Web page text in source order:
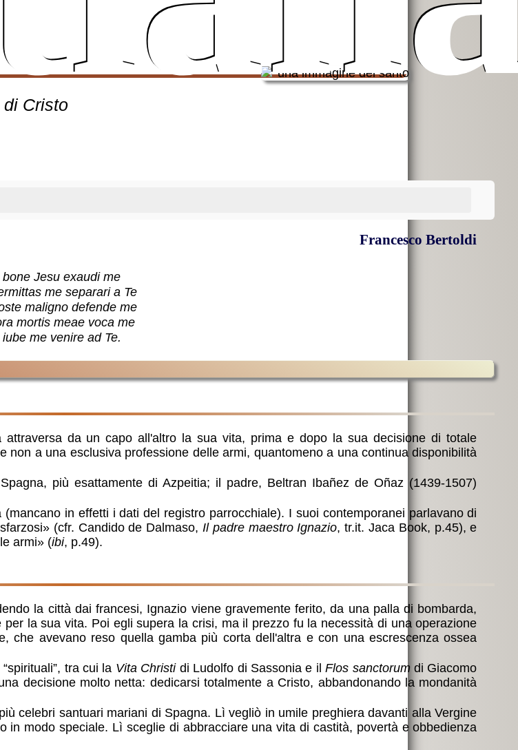
di Cristo
Francesco Bertoldi
bone Jesu exaudi me
me separari a Te
maligno defende me
mortis meae voca me
me venire ad Te.
da un capo all'altro la sua vita, prima e dopo la sua decisione di totale
a una esclusiva professione delle armi, quantomeno a una continua disponibilità
più esattamente di Azpeitia; il padre, Beltran Ibañez de Oñaz (1439-1507)
in effetti i dati del registro parrocchiale). I suoi contemporanei parlavano di
(cfr. Candido de Dalmaso, Il padre maestro Ignazio, tr.it. Jaca Book, p.45), e
armi» (ibi, p.49).
la città dai francesi, Ignazio viene gravemente ferito, da una palla di bombarda,
la sua vita. Poi egli supera la crisi, ma il prezzo fu la necessità di una operazione
che avevano reso quella gamba più corta dell'altra e con una escrescenza ossea
tra cui la Vita Christidi Ludolfo di Sassonia e ilFlos sanctorum di Giacomo
decisione molto netta: dedicarsi totalmente a Cristo, abbandonando la mondanità
celebri santuari mariani di Spagna. Lì vegliò in umile preghiera davanti alla Vergine
in modo speciale. Lì sceglie di abbracciare una vita di castità, povertà e obbedienza